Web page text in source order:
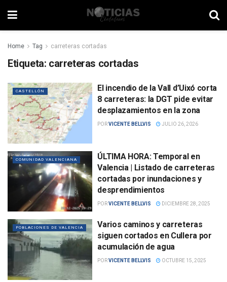
Home Tag carreteras cortadas
Etiqueta: carreteras cortadas
CASTELLÓN
El incendio de la Vall d’Uixó corta
8 carreteras: la DGT pide evitar
desplazamientos en la zona
PORVICENTE BELLVIS JULIO 26, 2026
COMUNIDAD VALENCIANA
ÚLTIMA HORA: Temporal en
Valencia | Listado de carreteras
cortadas por inundaciones y
desprendimientos
PORVICENTE BELLVIS DICIEMBRE 28, 2025
POBLACIONES DE VALENCIA
Varios caminos y carreteras
siguen cortados en Cullera por
acumulación de agua
PORVICENTE BELLVIS OCTUBRE 15, 2025